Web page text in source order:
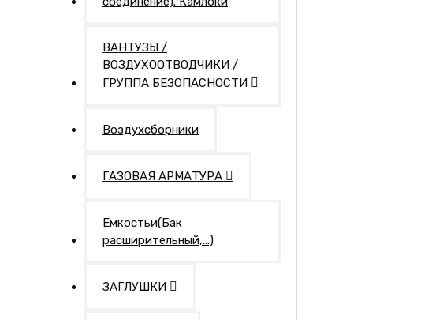
ВАНТУЗЫ /
ВОЗДУХООТВОДЧИКИ /
ГРУППА БЕЗОПАСНОСТИ
Воздухсборники
ГАЗОВАЯ АРМАТУРА
Емкостьи(Бак
расширительный,...)
ЗАГЛУШКИ